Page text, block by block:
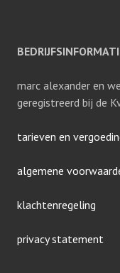
marc alexander en
geregistreerd bij de
tarieven en
algemene
klachtenregeling
privacy statement